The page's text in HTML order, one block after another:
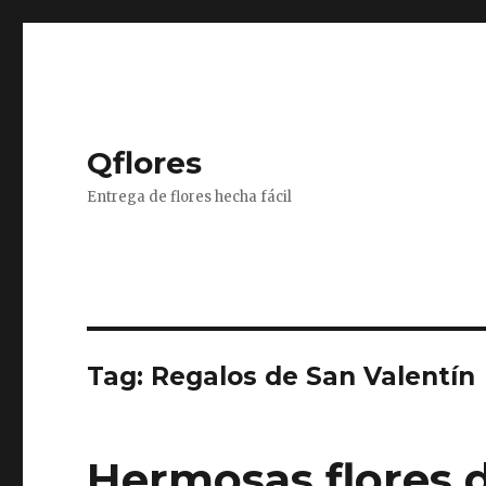
Qflores
Entrega de flores hecha fácil
Tag: Regalos de San Valentín